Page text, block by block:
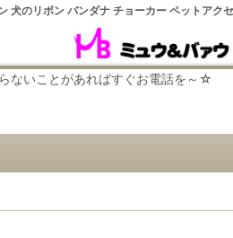
犬のリボン バンダナ チョーカー ペットアク
らないことがあればすぐお電話を